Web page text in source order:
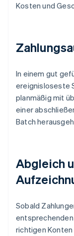
Kosten und
In einem gut
ereignisloseste
planmäßig mit
einer
Batch
Abgleich
Sobald
richtigen